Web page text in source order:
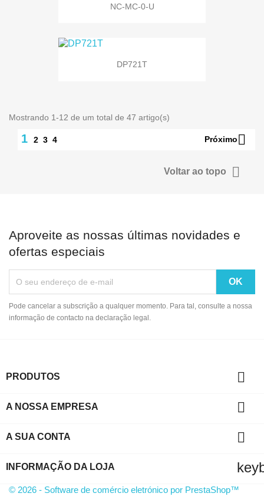
NC-MC-0-U
DP721T
Mostrando 1-12 de um total de 47 artigo(s)
1 2 3 4 Próximo
Voltar ao topo 
Aproveite as nossas últimas novidades e
ofertas especiais
Pode cancelar a subscrição a qualquer momento. Para tal, consulte a nossa
informação de contacto na declaração legal.
PRODUTOS 
A NOSSA EMPRESA 
A SUA CONTA 
INFORMAÇÃO DA LOJA
© 2026 - Software de comércio eletrónico por PrestaShop™